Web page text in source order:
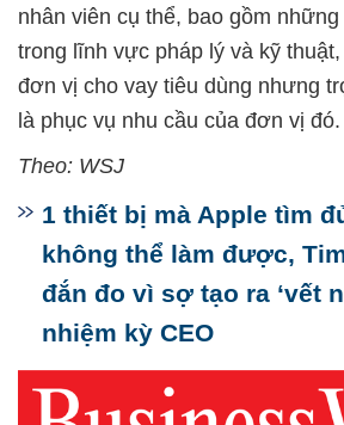
nhân viên cụ thể, bao gồm
trong lĩnh vực pháp lý và kỹ
đơn vị cho vay tiêu dùng nhưng
là phục vụ nhu cầu của đơn vị đó.
Theo: WSJ
1 thiết bị mà Apple tìm
không thể làm được,
đắn đo vì sợ tạo ra ‘vết
nhiệm kỳ CEO